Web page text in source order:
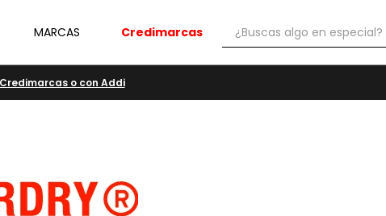
MARCAS Credimarcas ¿Buscas algo en especial?
o con Addi